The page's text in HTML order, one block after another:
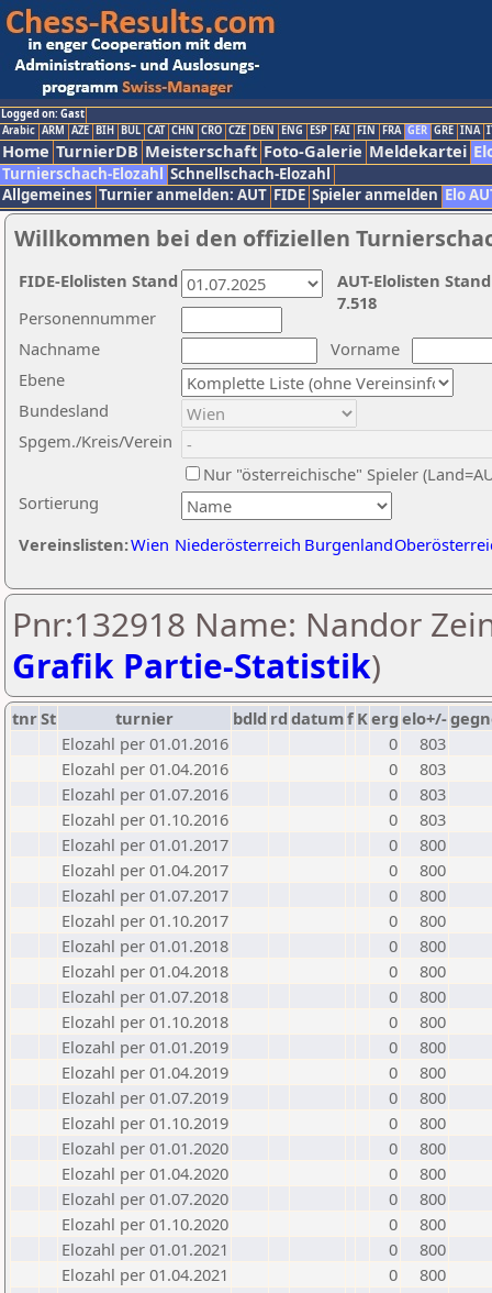
Logged on: Gast
Arabic ARM AZE BIH BUL CAT CHN CRO CZE DEN ENG ESP FAI FIN FRA GER GRE INA
Home TurnierDB Meisterschaft Foto-Galerie Meldekartei
Turnierschach-Elozahl Schnellschach-Elozahl
Allgemeines Turnier anmelden: AUT FIDE Spieler anmelden Elo
Willkommen bei den offiziellen
Nachname
Vorname
Ebene
Sortierung
Personennummer
Bundesland
Spgem./Kreis/Verein
Nur "österreichische" Spieler
Vereinslisten:Wien Niederösterreich Burgenland
AUT-Elolisten
7.518
FIDE-Elolisten Stand
Pnr:132918 Name: Nandor
Grafik Partie-Statistik)
tnrSt turnier bdld rd datumf Kerg elo+/-
Elozahl per 01.01.2016
0
803
Elozahl per 01.04.2016
0
803
Elozahl per 01.07.2016
0
803
Elozahl per 01.10.2016
0
803
Elozahl per 01.01.2017
0
800
Elozahl per 01.04.2017
0
800
Elozahl per 01.07.2017
0
800
Elozahl per 01.10.2017
0
800
Elozahl per 01.01.2018
0
800
Elozahl per 01.04.2018
0
800
Elozahl per 01.07.2018
0
800
Elozahl per 01.10.2018
0
800
Elozahl per 01.01.2019
0
800
Elozahl per 01.04.2019
0
800
Elozahl per 01.07.2019
0
800
Elozahl per 01.10.2019
0
800
Elozahl per 01.01.2020
0
800
Elozahl per 01.04.2020
0
800
Elozahl per 01.07.2020
0
800
Elozahl per 01.10.2020
0
800
Elozahl per 01.01.2021
0
800
Elozahl per 01.04.2021
0
800